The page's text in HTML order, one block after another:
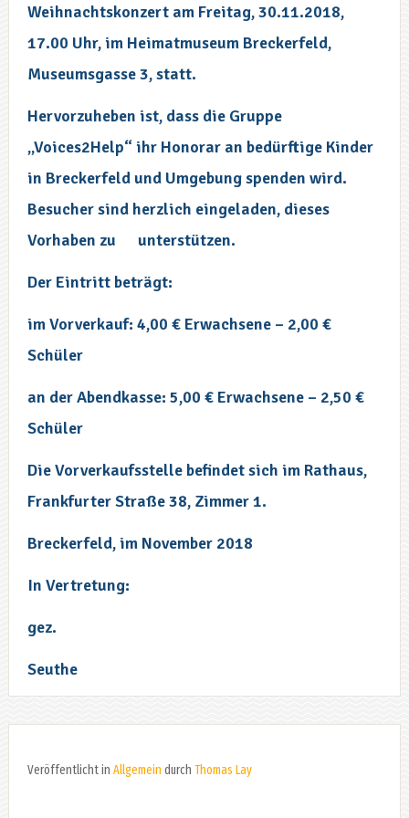
Weihnachtskonzert am Freitag, 30.11.2018,
17.00 Uhr, im Heimatmuseum Breckerfeld,
Museumsgasse 3, statt.
Hervorzuheben ist, dass die Gruppe
„Voices2Help“ ihr Honorar an bedürftige Kinder
in Breckerfeld und Umgebung spenden wird.
Besucher sind herzlich eingeladen, dieses
Vorhaben zu
unterstützen.
Der Eintritt beträgt:
im Vorverkauf: 4,00 € Erwachsene – 2,00 €
Schüler
an der Abendkasse: 5,00 € Erwachsene – 2,50 €
Schüler
Die Vorverkaufsstelle befindet sich im Rathaus,
Frankfurter Straße 38, Zimmer 1.
Breckerfeld, im November 2018
In Vertretung:
gez.
Seuthe
Veröffentlicht in Allgemein durch Thomas Lay